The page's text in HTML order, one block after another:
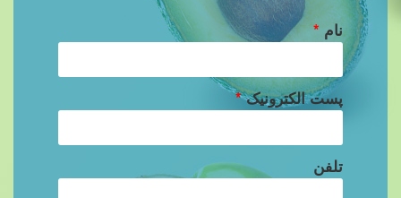
نام *
پست الکترونیک*
تلفن